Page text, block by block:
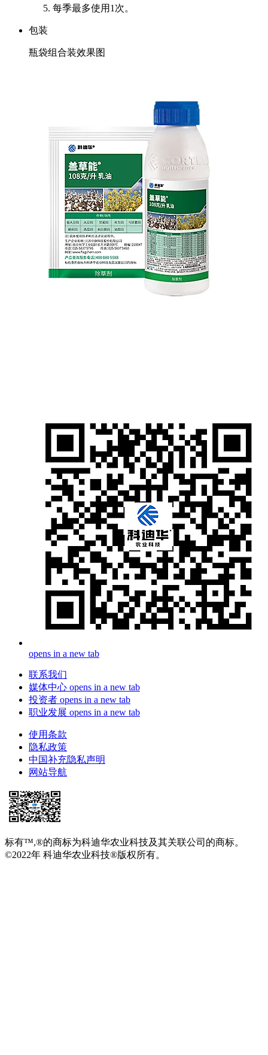
每季最多使用1次。
包装
瓶袋组合装效果图
opens in a new tab
联系我们
媒体中心 opens in a new tab
投资者 opens in a new tab
职业发展 opens in a new tab
使用条款
隐私政策
中国补充隐私声明
网站导航
标有™,®的商标为科迪华农业科技及其关联公司的商标。
©2022年 科迪华农业科技®版权所有。